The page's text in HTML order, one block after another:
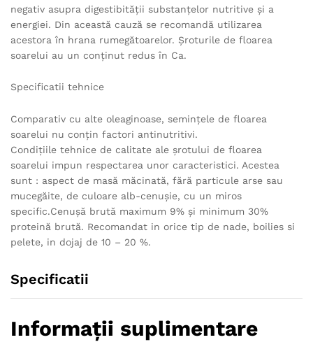
negativ asupra digestibităţii substanţelor nutritive şi a
energiei. Din această cauză se recomandă utilizarea
acestora în hrana rumegătoarelor. Şroturile de floarea
soarelui au un conţinut redus în Ca.
Specificatii tehnice
Comparativ cu alte oleaginoase, seminţele de floarea
soarelui nu conţin factori antinutritivi.
Condiţiile tehnice de calitate ale şrotului de floarea
soarelui impun respectarea unor caracteristici. Acestea
sunt : aspect de masă măcinată, fără particule arse sau
mucegăite, de culoare alb-cenuşie, cu un miros
specific.Cenuşă brută maximum 9% şi minimum 30%
proteină brută. Recomandat in orice tip de nade, boilies si
pelete, in dojaj de 10 – 20 %.
Specificatii
Informații suplimentare